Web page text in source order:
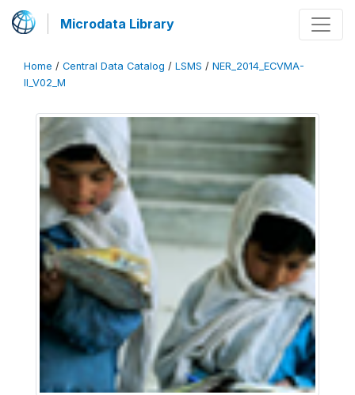
Microdata Library
Home / Central Data Catalog / LSMS / NER_2014_ECVMA-
II_V02_M